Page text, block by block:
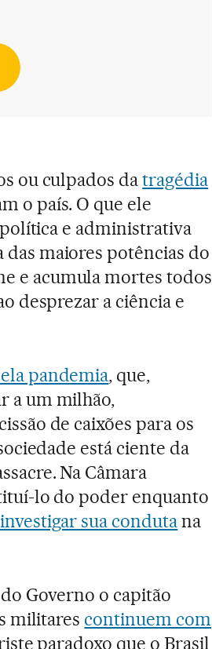
ou culpados datragédia
o país. O que ele
e administrativa
maiores potências do
e acumula mortes todos
desprezar a ciência e
pandemia, que,
a um milhão,
de caixões para os
está ciente da
Na Câmara
lo do poder enquanto
sua condutana
Governo o capitão
militares continuem com
paradoxo que o Brasil